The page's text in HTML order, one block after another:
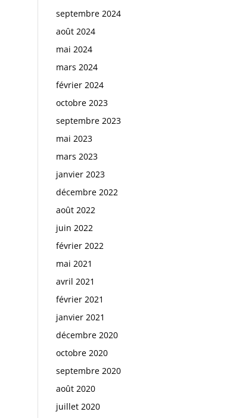
septembre 2024
août 2024
mai 2024
mars 2024
février 2024
octobre 2023
septembre 2023
mai 2023
mars 2023
janvier 2023
décembre 2022
août 2022
juin 2022
février 2022
mai 2021
avril 2021
février 2021
janvier 2021
décembre 2020
octobre 2020
septembre 2020
août 2020
juillet 2020